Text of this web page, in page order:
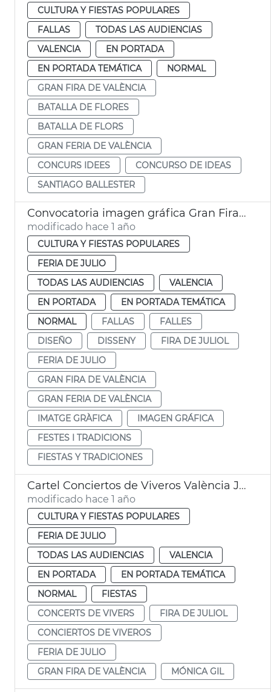
CULTURA Y FIESTAS POPULARES
FALLAS
TODAS LAS AUDIENCIAS
VALENCIA
EN PORTADA
EN PORTADA TEMÁTICA
NORMAL
GRAN FIRA DE VALÈNCIA
BATALLA DE FLORES
BATALLA DE FLORS
GRAN FERIA DE VALÈNCIA
CONCURS IDEES
CONCURSO DE IDEAS
SANTIAGO BALLESTER
Convocatoria imagen gráfica Gran Fira de València
modificado hace 1 año
CULTURA Y FIESTAS POPULARES
FERIA DE JULIO
TODAS LAS AUDIENCIAS
VALENCIA
EN PORTADA
EN PORTADA TEMÁTICA
NORMAL
FALLAS
FALLES
DISEÑO
DISSENY
FIRA DE JULIOL
FERIA DE JULIO
GRAN FIRA DE VALÈNCIA
GRAN FERIA DE VALÈNCIA
IMATGE GRÀFICA
IMAGEN GRÁFICA
FESTES I TRADICIONS
FIESTAS Y TRADICIONES
Cartel Conciertos de Viveros València Julio 2025
modificado hace 1 año
CULTURA Y FIESTAS POPULARES
FERIA DE JULIO
TODAS LAS AUDIENCIAS
VALENCIA
EN PORTADA
EN PORTADA TEMÁTICA
NORMAL
FIESTAS
CONCERTS DE VIVERS
FIRA DE JULIOL
CONCIERTOS DE VIVEROS
FERIA DE JULIO
GRAN FIRA DE VALÈNCIA
MÓNICA GIL